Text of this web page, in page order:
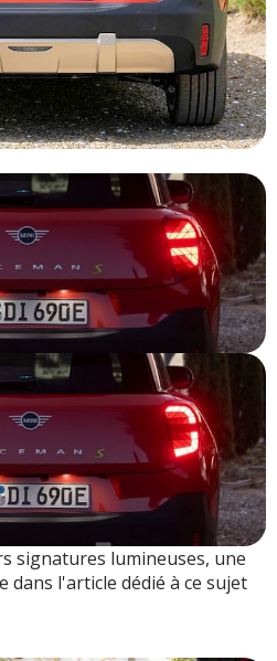
signatures lumineuses, une
dans l'article dédié à ce sujet